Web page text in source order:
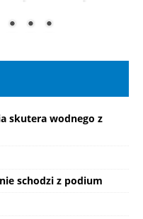
skutera wodnego z
schodzi z podium